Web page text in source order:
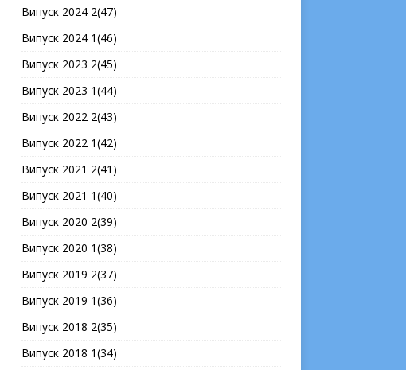
Випуск 2024 2(47)
Випуск 2024 1(46)
Випуск 2023 2(45)
Випуск 2023 1(44)
Випуск 2022 2(43)
Випуск 2022 1(42)
Випуск 2021 2(41)
Випуск 2021 1(40)
Випуск 2020 2(39)
Випуск 2020 1(38)
Випуск 2019 2(37)
Випуск 2019 1(36)
Випуск 2018 2(35)
Випуск 2018 1(34)